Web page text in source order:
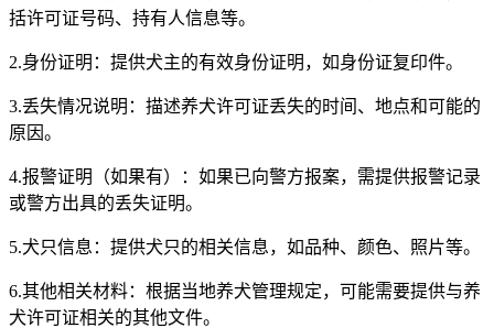
括许可证号码、持有人信息等。
2.身份证明：提供犬主的有效身份证明，如身份证复印件。
3.丢失情况说明：描述养犬许可证丢失的时间、地点和可能的
原因。
4.报警证明（如果有）：如果已向警方报案，需提供报警记录
或警方出具的丢失证明。
5.犬只信息：提供犬只的相关信息，如品种、颜色、照片等。
6.其他相关材料：根据当地养犬管理规定，可能需要提供与养
犬许可证相关的其他文件。